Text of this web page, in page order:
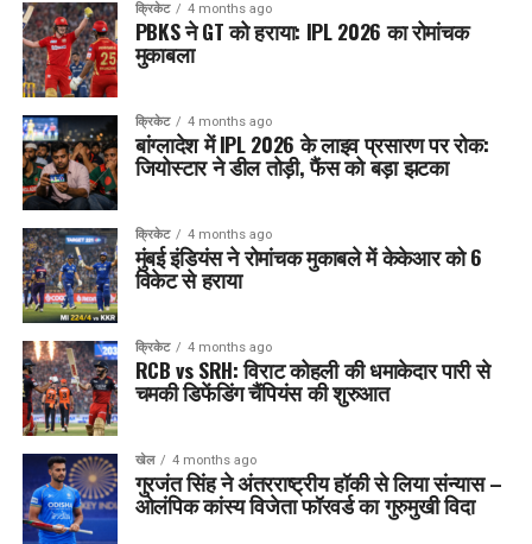
क्रिकेट 4 months ago
PBKS ने GT को हराया: IPL 2026 का रोमांचक
मुकाबला
क्रिकेट 4 months ago
बांग्लादेश में IPL 2026 के लाइव प्रसारण पर रोक:
जियोस्टार ने डील तोड़ी, फैंस को बड़ा झटका
क्रिकेट 4 months ago
मुंबई इंडियंस ने रोमांचक मुकाबले में केकेआर को 6
विकेट से हराया
क्रिकेट 4 months ago
RCB vs SRH: विराट कोहली की धमाकेदार पारी से
चमकी डिफेंडिंग चैंपियंस की शुरुआत
खेल 4 months ago
गुरजंत सिंह ने अंतरराष्ट्रीय हॉकी से लिया संन्यास –
ओलंपिक कांस्य विजेता फॉरवर्ड का गुरुमुखी विदा